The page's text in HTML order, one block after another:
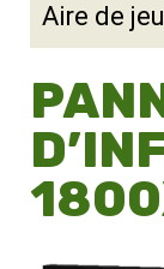
Aire de